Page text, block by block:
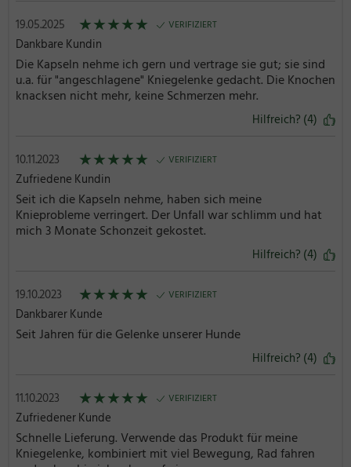
19.05.2025 ★★★★★ VERIFIZIERT
Dankbare Kundin
Die Kapseln nehme ich gern und vertrage sie gut; sie sind
u.a. für "angeschlagene" Kniegelenke gedacht. Die Knochen
knacksen nicht mehr, keine Schmerzen mehr.
Hilfreich? (4)
10.11.2023 ★★★★★ VERIFIZIERT
Zufriedene Kundin
Seit ich die Kapseln nehme, haben sich meine
Knieprobleme verringert. Der Unfall war schlimm und hat
mich 3 Monate Schonzeit gekostet.
Hilfreich? (4)
19.10.2023 ★★★★★ VERIFIZIERT
Dankbarer Kunde
Seit Jahren für die Gelenke unserer Hunde
Hilfreich? (4)
11.10.2023 ★★★★★ VERIFIZIERT
Zufriedener Kunde
Schnelle Lieferung. Verwende das Produkt für meine
Kniegelenke, kombiniert mit viel Bewegung, Rad fahren